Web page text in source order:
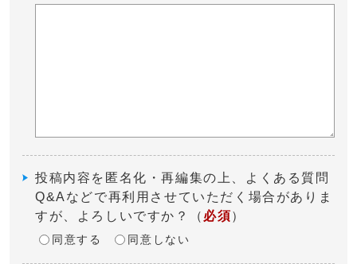
投稿内容を匿名化・再編集の上、よくある質問
Q&Aなどで再利用させていただく場合がありま
すが、よろしいですか？
（ 必須）
同意する 同意しない